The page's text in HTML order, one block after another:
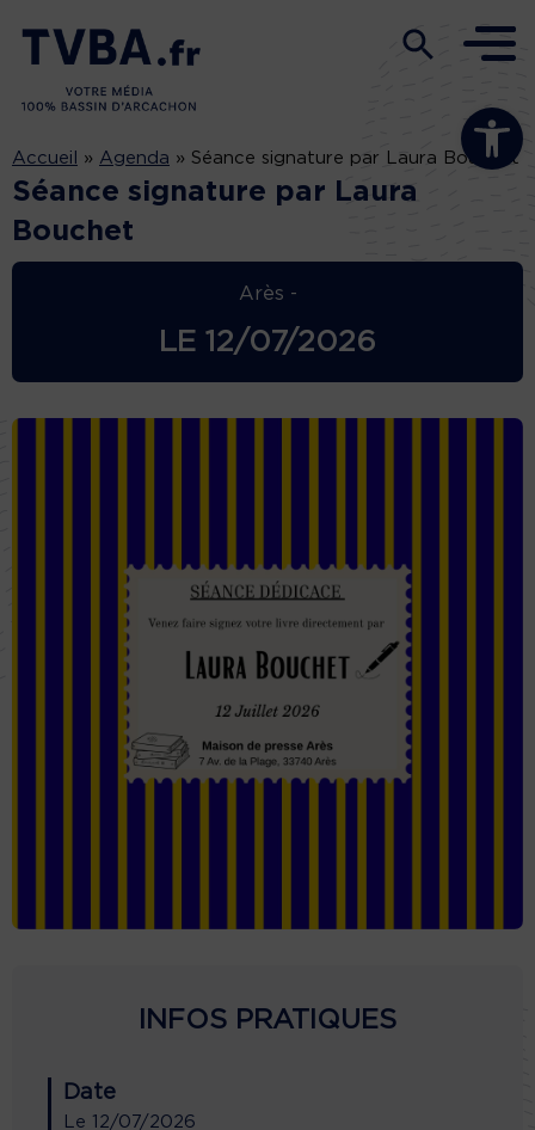
Ouvrir la
Accueil » Agenda » Séance signature par Laura Bouchet
Séance signature par Laura
Bouchet
Arès -
LE 12/07/2026
INFOS PRATIQUES
Date
Le 12/07/2026